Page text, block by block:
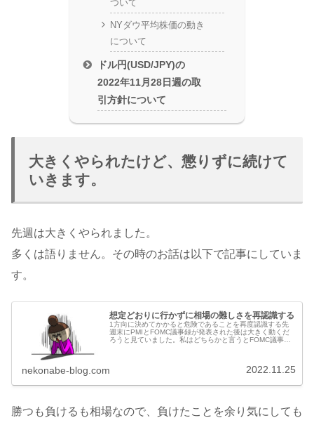
ついて
NYダウ平均株価の動き
について
ドル円(USD/JPY)の
2022年11月28日週の取
引方針について
大きくやられたけど、懲りずに続けて
いきます。
先週は大きくやられました。
多くは語りません。その時のお話は以下で記事にしていま
す。
想定どおりに行かずに相場の難しさを再認識する
1方向に決めてかかると危険であることを再度認識する先
週末にPMIとFOMC議事録が発表された後は大きく動くだ
ろうと見ていました。私はどちらかと言うとFOMC議事録
nekonabe-blog.com 2022.11.25
勝つも負けるも相場なので、負けたことを余り気にしても